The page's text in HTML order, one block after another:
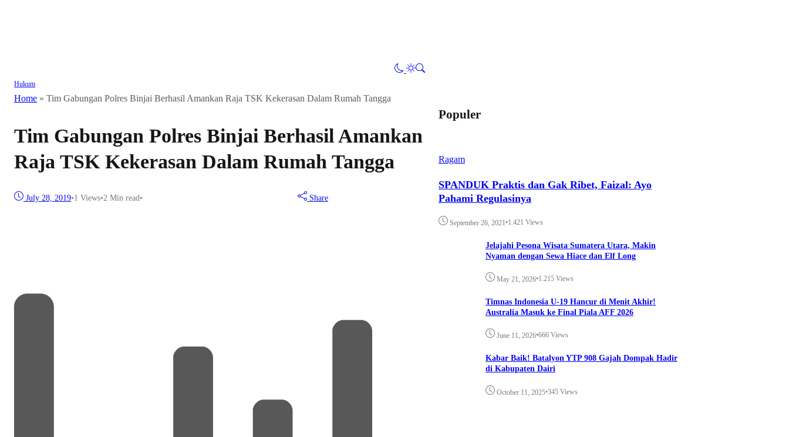
Hukum
Home » Tim Gabungan Polres Binjai Berhasil Amankan Raja TSK Kekerasan Dalam Rumah Tangga
Tim Gabungan Polres Binjai Berhasil Amankan
Raja TSK Kekerasan Dalam Rumah Tangga
July 28, 2019•1 Views•2 Min read• Share
Populer
Ragam
SPANDUK Praktis dan Gak Ribet, Faizal: Ayo
Pahami Regulasinya
September 26, 2021•1.421 Views
Jelajahi Pesona Wisata Sumatera Utara, Makin
Nyaman dengan Sewa Hiace dan Elf Long
May 21, 2026•1.215 Views
Timnas Indonesia U-19 Hancur di Menit Akhir!
Australia Masuk ke Final Piala AFF 2026
June 11, 2026•666 Views
Kabar Baik! Batalyon YTP 908 Gajah Dompak Hadir
di Kabupaten Dairi
October 11, 2025•345 Views